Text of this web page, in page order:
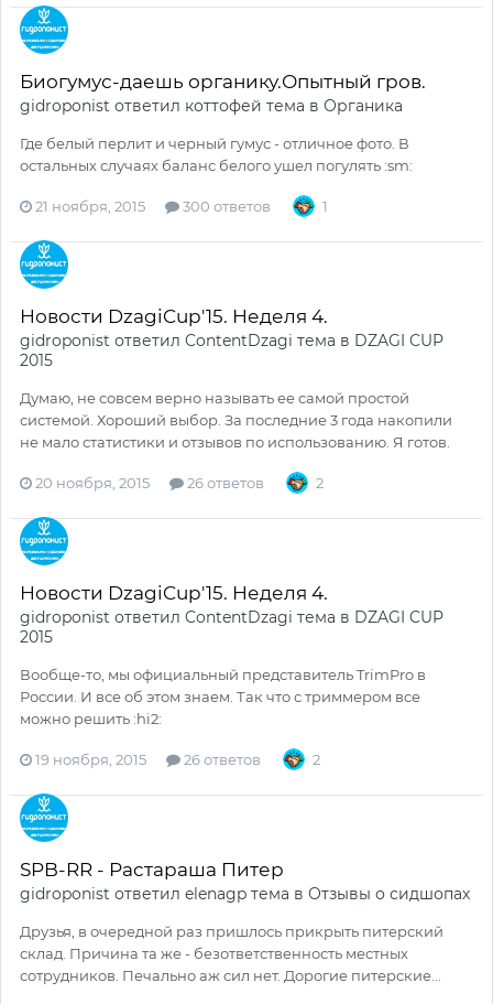
Биогумус-даешь органику.Опытный гров.
gidroponist ответил коттофей тема в Органика
Где белый перлит и черный гумус - отличное фото. В
остальных случаях баланс белого ушел погулять :sm:
21 ноября, 2015 300 ответов 1
Новости DzagiCup'15. Неделя 4.
gidroponist ответил ContentDzagi тема в DZAGI CUP
2015
Думаю, не совсем верно называть ее самой простой
системой. Хороший выбор. За последние 3 года накопили
не мало статистики и отзывов по использованию. Я готов.
20 ноября, 2015 26 ответов 2
Новости DzagiCup'15. Неделя 4.
gidroponist ответил ContentDzagi тема в DZAGI CUP
2015
Вообще-то, мы официальный представитель TrimPro в
России. И все об этом знаем. Так что с триммером все
можно решить :hi2:
19 ноября, 2015 26 ответов 2
SPB-RR - Растараша Питер
gidroponist ответил elenagp тема в Отзывы о сидшопах
Друзья, в очередной раз пришлось прикрыть питерский
склад. Причина та же - безответственность местных
сотрудников. Печально аж сил нет. Дорогие питерские...